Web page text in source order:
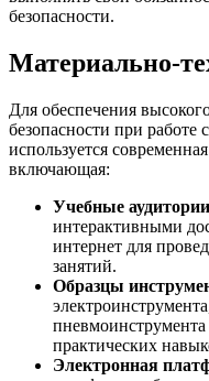
безопасности.
Материально-
Для обеспечения
безопасности при работе
используется
включающая:
Учебные
интерактивными
интернет для
занятий.
Образцы
практических
Электронная